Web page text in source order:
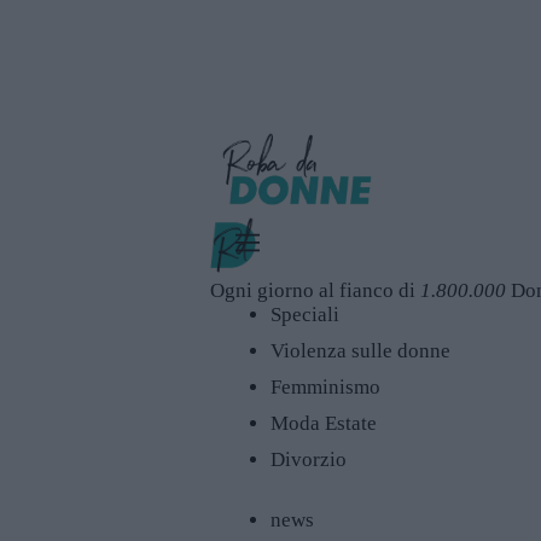
Ogni giorno al fianco di 1.800.000
Speciali
Violenza sulle donne
Femminismo
Moda Estate
Divorzio
news